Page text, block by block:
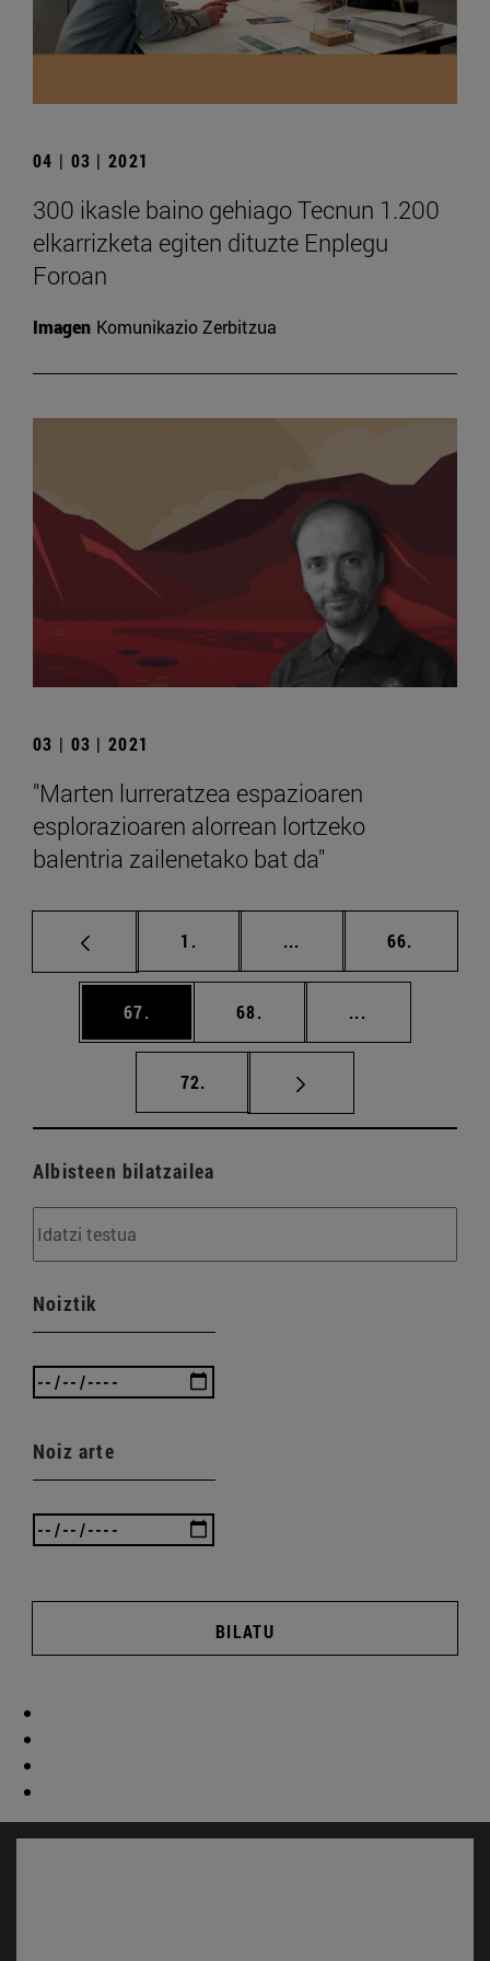
04 | 03 | 2021
300 ikasle baino gehiago Tecnun 1.200
elkarrizketa egiten dituzte Enplegu
Foroan
Imagen Komunikazio Zerbitzua
03 | 03 | 2021
"Marten lurreratzea espazioaren
esplorazioaren alorrean lortzeko
balentria zailenetako bat da"
1. ... Tarteko orrialdeak
66.
67. 68. ...
72.
Albisteen bilatzailea
Noiztik
Noiz arte
BILATU